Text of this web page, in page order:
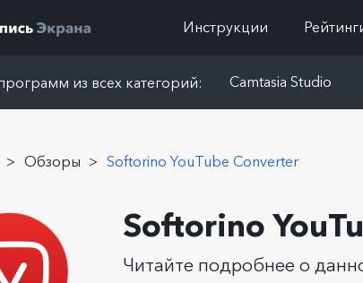
Инструкции
из всех категорий: Camtasia Studio
> Обзоры > Softorino YouTube Converter
Softorino
Читайте подробнее о